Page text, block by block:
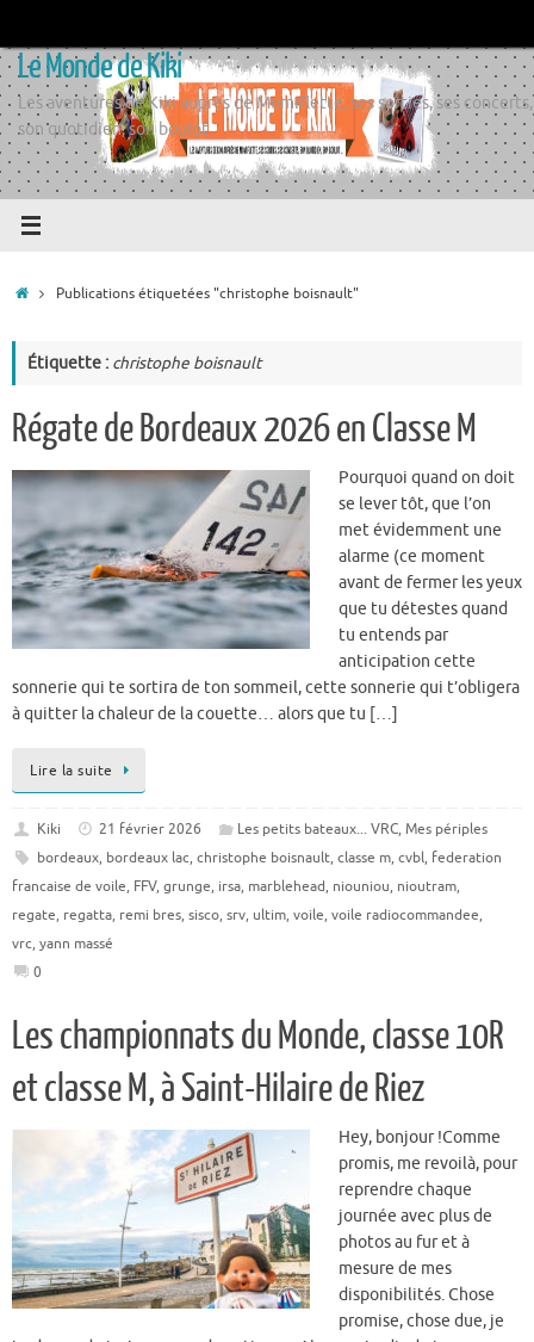
contenu
Le Monde de Kiki
Les aventures de Kiki auprès de Momiflette, ses sorties, ses concerts,
son quotidien, son boulot
AccueilPublications étiquetées "christophe boisnault"
Étiquette : christophe boisnault
Régate de Bordeaux 2026 en Classe M
Pourquoi quand on doit
se lever tôt, que l’on
met évidemment une
alarme (ce moment
avant de fermer les yeux
que tu détestes quand
tu entends par
anticipation cette
sonnerie qui te sortira de ton sommeil, cette sonnerie qui t’obligera
à quitter la chaleur de la couette… alors que tu […]
Lire la suite
Kiki 21 février 2026 Les petits bateaux... VRC, Mes périples
bordeaux, bordeaux lac, christophe boisnault, classe m, cvbl, federation
francaise de voile, FFV, grunge, irsa, marblehead, niouniou, nioutram,
regate, regatta, remi bres, sisco, srv, ultim, voile, voile radiocommandee,
vrc, yann massé
0
Les championnats du Monde, classe 10R
et classe M, à Saint-Hilaire de Riez
Hey, bonjour !Comme
promis, me revoilà, pour
reprendre chaque
journée avec plus de
photos au fur et à
mesure de mes
disponibilités. Chose
promise, chose due, je